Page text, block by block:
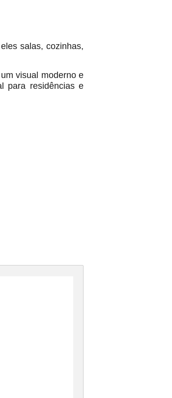
salas, cozinhas,
visual moderno e
para residências e